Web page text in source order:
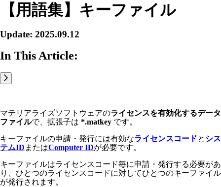
【用語集】キーファイル
Update: 2025.09.12
In This Article:
マテリアライズソフトウェアのライセンスを有効化するデータ
ファイルで、拡張子は *.matkey です。
キーファイルの申請・発行には有効なライセンスコードと シス
テムID またはComputer IDが必要です。
キーファイルはライセンスコード毎に申請・発行する必要があ
り、ひとつのライセンスコードに対してひとつのキーファイル
が発行されます。